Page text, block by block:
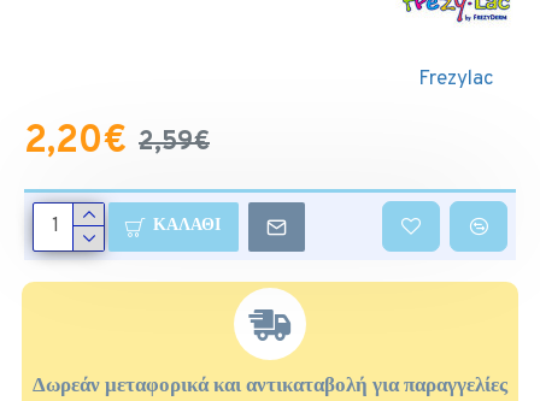
Frezylac
2,20€ 2,59€
ΚΑΛΆΘΙ
Δωρεάν μεταφορικά και αντικαταβολή για παραγγελίες